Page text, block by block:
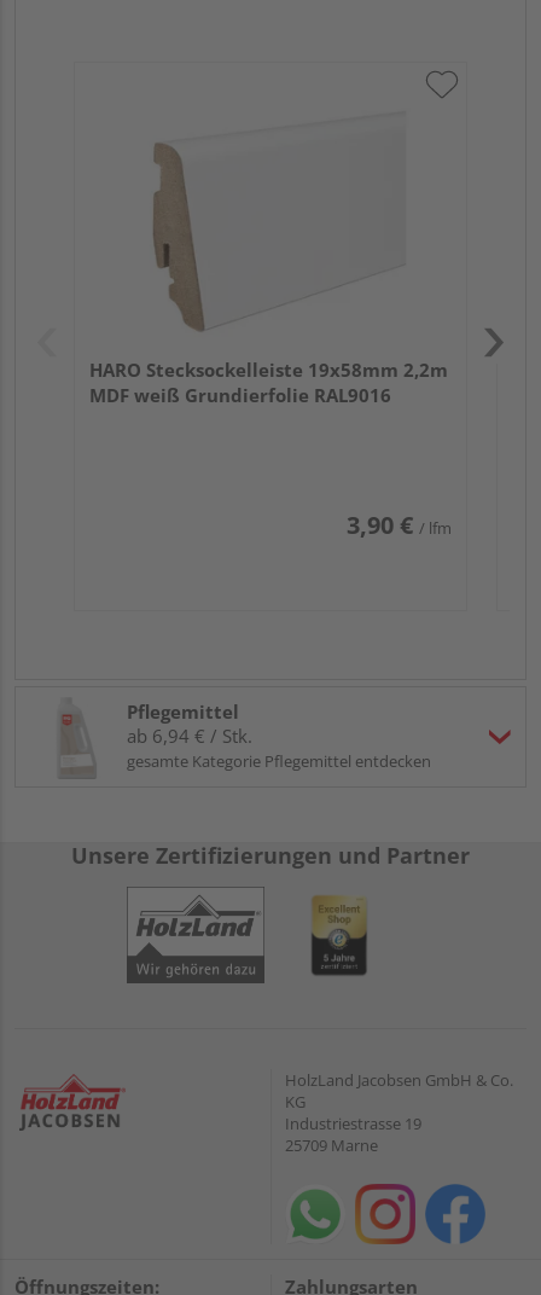
HARO Stecksockelleiste 19x58mm 2,2m
MDF weiß Grundierfolie RAL9016
3,90 € / lfm
Pflegemittel
ab 6,94 € / Stk.
gesamte Kategorie Pflegemittel entdecken
Unsere Zertifizierungen und Partner
HolzLand Jacobsen GmbH & Co.
KG
Industriestrasse 19
25709 Marne
Öffnungszeiten: Zahlungsarten